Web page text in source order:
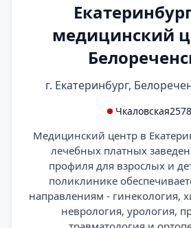
медицинский
г. Екатеринбург,
Чкаловская
Медицинский центр в
лечебных платных
профиля для взрослых и
поликлинике
направлениям - гинекология,
неврология, урология,